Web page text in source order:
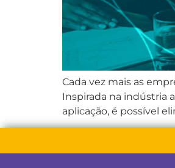
Cada vez mais as
Inspirada na indústria
aplicação, é possível